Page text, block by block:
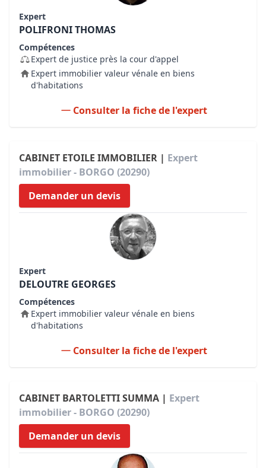
Expert
POLIFRONI THOMAS
Compétences
Expert de justice près la cour d'appel
Expert immobilier valeur vénale en biens
d'habitations
Consulter la fiche de l'expert
CABINET ETOILE IMMOBILIER | Expert
immobilier - BORGO (20290)
Demander un devis
Expert
DELOUTRE GEORGES
Compétences
Expert immobilier valeur vénale en biens
d'habitations
Consulter la fiche de l'expert
CABINET BARTOLETTI SUMMA | Expert
immobilier - BORGO (20290)
Demander un devis